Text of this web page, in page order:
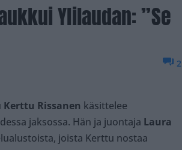
Ylilaudan: ”Se
2
Kerttu Rissanen käsittelee
jaksossa. Hän ja juontaja Laura
joista Kerttu nostaa